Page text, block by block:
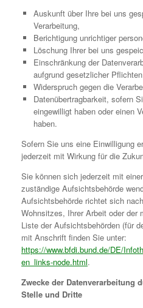
Auskunft über Ihre bei uns
Verarbeitung,
Berichtigung unrichtiger
Löschung Ihrer bei uns
Einschränkung der
aufgrund gesetzlicher
Widerspruch gegen die
Datenübertragbarkeit, sofern
eingewilligt haben oder einen
haben.
Sofern Sie uns eine Einwilligung
jederzeit mit Wirkung für die
Sie können sich jederzeit mit
zuständige Aufsichtsbehörde
Aufsichtsbehörde richtet sich
Wohnsitzes, Ihrer Arbeit oder der
Liste der Aufsichtsbehörden (für
mit Anschrift finden Sie unter:
https://www.bfdi.bund.de/DE/
en_links-node.html.
Zwecke der Datenverarbeitung
Stelle und Dritte